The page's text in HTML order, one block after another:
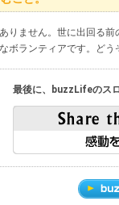
りません。世に出回る
ボランティアです。どう
最後に、buzzLifeのス